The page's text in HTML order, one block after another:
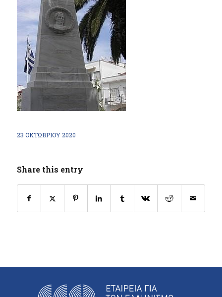
23 ΟΚΤΩΒΡΊΟΥ 2020
Share this entry